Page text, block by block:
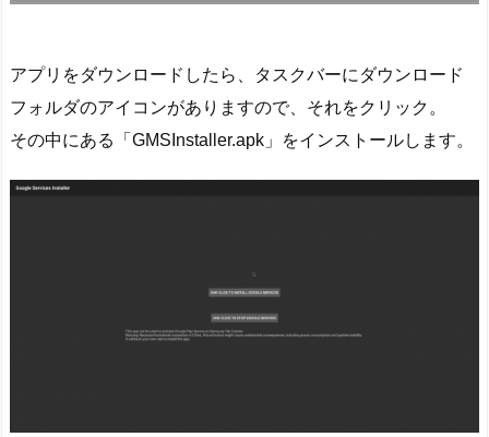
アプリをダウンロードしたら、タスクバーにダウンロード
フォルダのアイコンがありますので、それをクリック。
その中にある「GMSInstaller.apk」をインストールします。